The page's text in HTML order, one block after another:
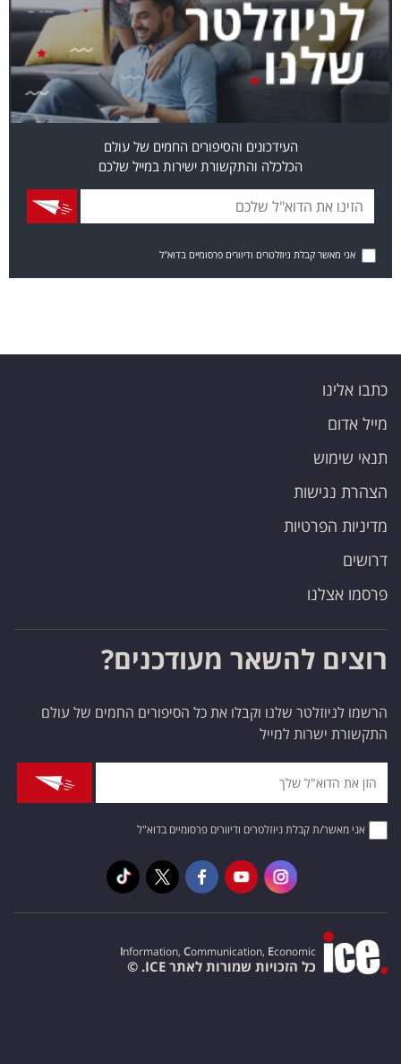
העידכונים והסיפורים החמים של עולם
הכלכלה והתקשורת ישירות במייל שלכם
אני מאשר קבלת ניוזלטרים ודיוורים פרסומיים בדוא"ל
כתבו אלינו
מייל אדום
תנאי שימוש
הצהרת נגישות
מדיניות הפרטיות
דרושים
פרסמו אצלנו
רוצים להשאר מעודכנים?
הרשמו לניוזלטר שלנו וקבלו את כל הסיפורים החמים של עולם
התקשורת ישרות למייל
אני מאשר/ת קבלת ניוזלטרים ודיוורים פרסומיים בדוא"ל
Information, Communication, Economic
כל הזכויות שמורות לאתר ICE. ©